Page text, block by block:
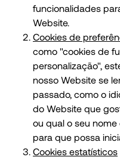
funcionalidades
Website.
Cookies de
como "cookies de
personalização",
nosso Website se
passado, como o
do Website que
ou qual o seu
para que possa
Cookies estatísticos